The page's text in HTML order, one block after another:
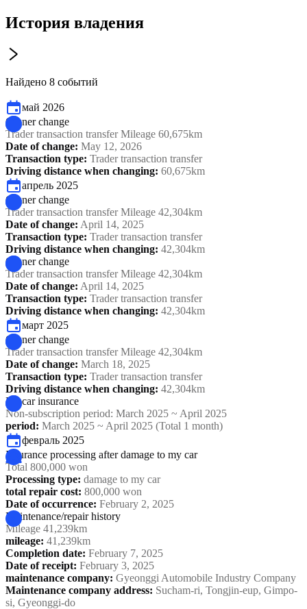
История владения
Найдено 8 событий
май 2026
Owner change
Trader transaction transfer Mileage 60,675km
Date of change: May 12, 2026
Transaction type: Trader transaction transfer
Driving distance when changing: 60,675km
апрель 2025
Owner change
Trader transaction transfer Mileage 42,304km
Date of change: April 14, 2025
Transaction type: Trader transaction transfer
Driving distance when changing: 42,304km
Owner change
Trader transaction transfer Mileage 42,304km
Date of change: April 14, 2025
Transaction type: Trader transaction transfer
Driving distance when changing: 42,304km
март 2025
Owner change
Trader transaction transfer Mileage 42,304km
Date of change: March 18, 2025
Transaction type: Trader transaction transfer
Driving distance when changing: 42,304km
No car insurance
Non-subscription period: March 2025 ~ April 2025
period: March 2025 ~ April 2025 (Total 1 month)
февраль 2025
Insurance processing after damage to my car
Total 800,000 won
Processing type: damage to my car
total repair cost: 800,000 won
Date of occurrence: February 2, 2025
Maintenance/repair history
Mileage 41,239km
mileage: 41,239km
Completion date: February 7, 2025
Date of receipt: February 3, 2025
maintenance company: Gyeonggi Automobile Industry Company
Maintenance company address: Sucham-ri, Tongjin-eup, Gimpo-
si, Gyeonggi-do